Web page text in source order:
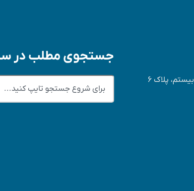
تهران، خیابان وزرا، کوچه بیستم، پلاک 6
جستجوی مطلب در